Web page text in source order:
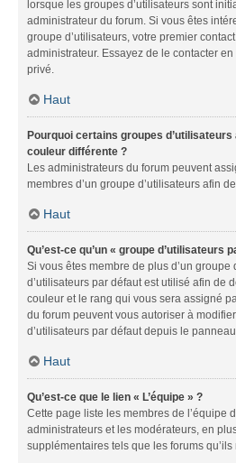
lorsque les groupes d’utilisateurs sont
administrateur du forum. Si vous êtes
groupe d’utilisateurs, votre premier
administrateur. Essayez de le contacter
privé.
Haut
Pourquoi certains groupes
couleur différente ?
Les administrateurs du forum peuvent
membres d’un groupe d’utilisateurs afin
Haut
Qu’est-ce qu’un « groupe d’utilisateurs
Si vous êtes membre de plus d’un groupe
d’utilisateurs par défaut est utilisé afin de
couleur et le rang qui vous sera assigné
du forum peuvent vous autoriser à
d’utilisateurs par défaut depuis le
Haut
Qu’est-ce que le lien « L’équipe » ?
Cette page liste les membres de l’équipe
administrateurs et les modérateurs, en
supplémentaires tels que les forums qu’ils